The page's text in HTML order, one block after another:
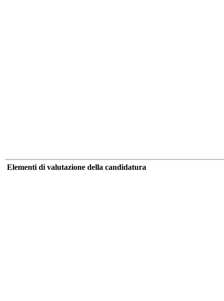
Elementi di valutazione della candidatura